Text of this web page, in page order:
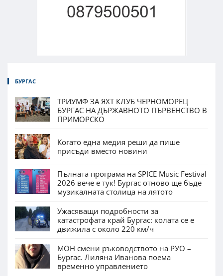
БУРГАС
ТРИУМФ ЗА ЯХТ КЛУБ ЧЕРНОМОРЕЦ
БУРГАС НА ДЪРЖАВНОТО ПЪРВЕНСТВО В
ПРИМОРСКО
Когато една медия реши да пише
присъди вместо новини
Пълната програма на SPICE Music Festival
2026 вече е тук! Бургас отново ще бъде
музикалната столица на лятото
Ужасяващи подробности за
катастрофата край Бургас: колата се е
движила с около 220 км/ч
МОН смени ръководството на РУО –
Бургас. Лиляна Иванова поема
временно управлението